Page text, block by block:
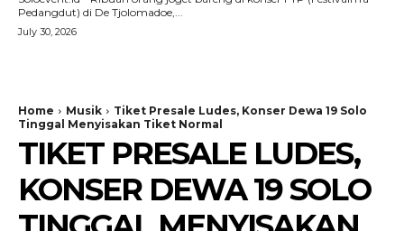
Pedangdut) di De Tjolomadoe,...
July 30, 2026